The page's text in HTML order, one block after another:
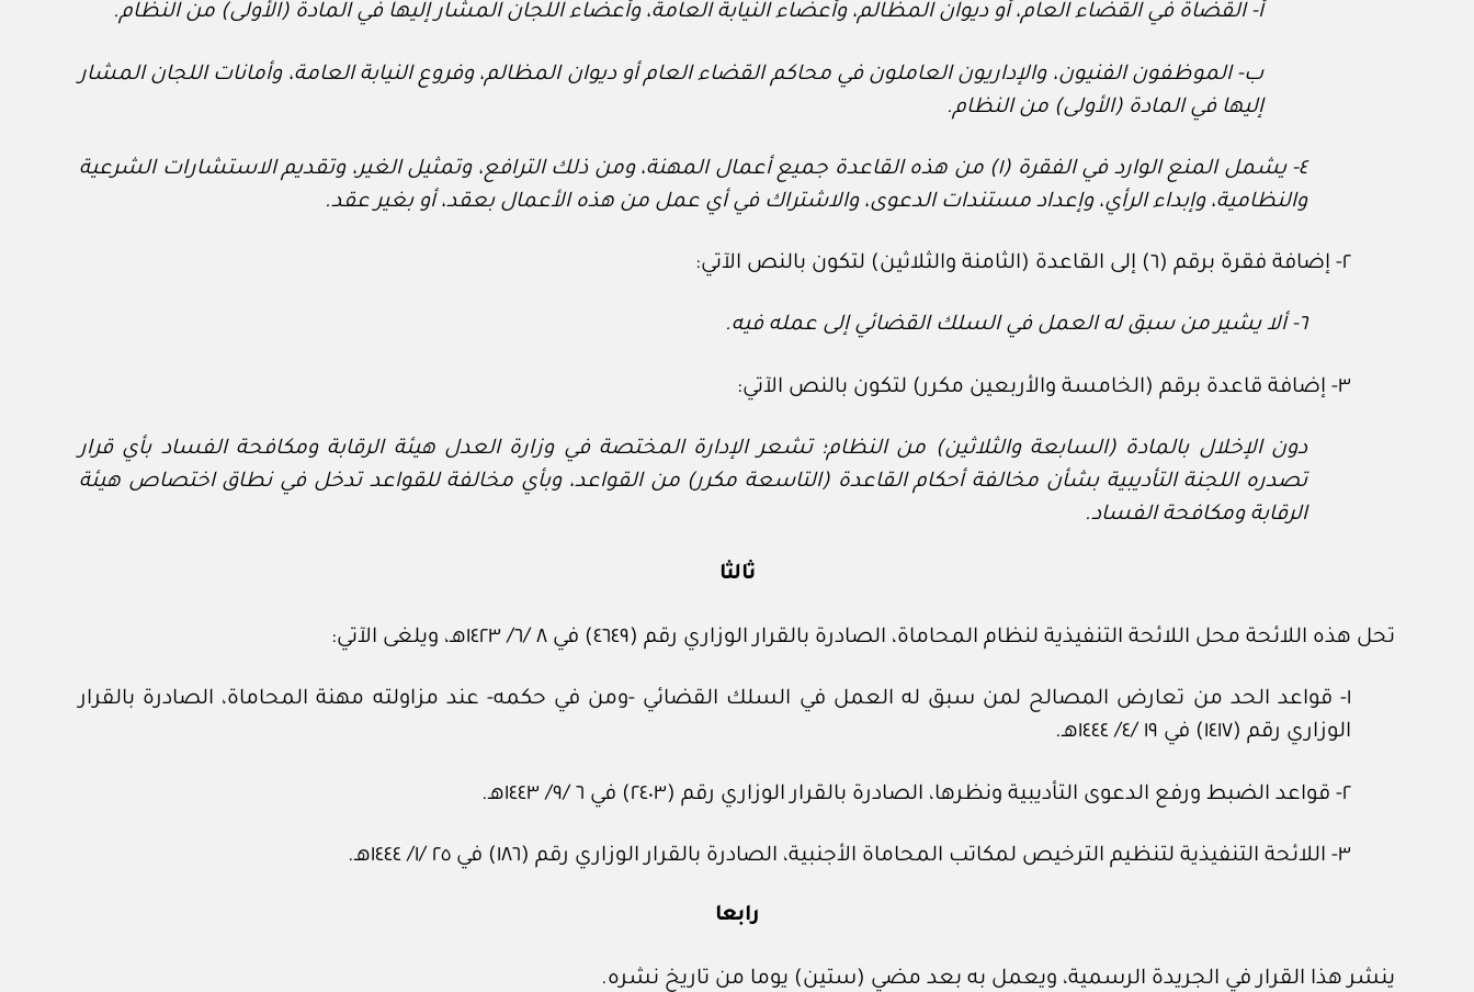
أ‌- القضاة في القضاء العام، أو ديوان المظالم، وأعضاء النيابة العامة، وأعضاء اللجان المشار إليها في المادة (الأولى) من النظام.
ب‌- الموظفون الفنيون، والإداريون العاملون في محاكم القضاء العام أو ديوان المظالم، وفروع النيابة العامة، وأمانات اللجان المشار
إليها في المادة (الأولى) من النظام.
٤- يشمل المنع الوارد في الفقرة (١) من هذه القاعدة جميع أعمال المهنة، ومن ذلك الترافع، وتمثيل الغير، وتقديم الاستشارات الشرعية
والنظامية، وإبداء الرأي، وإعداد مستندات الدعوى، والاشتراك في أي عمل من هذه الأعمال بعقد، أو بغير عقد.
٢- إضافة فقرة برقم (٦) إلى القاعدة (الثامنة والثلاثين) لتكون بالنص الآتي:
٦- ألا يشير من سبق له العمل في السلك القضائي إلى عمله فيه.
٣- إضافة قاعدة برقم (الخامسة والأربعين مكرر) لتكون بالنص الآتي:
دون الإخلال بالمادة (السابعة والثلاثين) من النظام؛ تشعر الإدارة المختصة في وزارة العدل هيئة الرقابة ومكافحة الفساد بأي قرار
تصدره اللجنة التأديبية بشأن مخالفة أحكام القاعدة (التاسعة مكرر) من القواعد، وبأي مخالفة للقواعد تدخل في نطاق اختصاص هيئة
الرقابة ومكافحة الفساد.
ثالثا
تحل هذه اللائحة محل اللائحة التنفيذية لنظام المحاماة، الصادرة بالقرار الوزاري رقم (٤٦٤٩) في ٨ /٦/ ١٤٢٣هـ، ويلغى الآتي:
١- قواعد الحد من تعارض المصالح لمن سبق له العمل في السلك القضائي -ومن في حكمه- عند مزاولته مهنة المحاماة، الصادرة بالقرار
الوزاري رقم (١٤١٧) في ١٩ /٤/ ١٤٤٤هـ.
٢- قواعد الضبط ورفع الدعوى التأديبية ونظرها، الصادرة بالقرار الوزاري رقم (٢٤٠٣) في ٦ /٩/ ١٤٤٣هـ.
٣- اللائحة التنفيذية لتنظيم الترخيص لمكاتب المحاماة الأجنبية، الصادرة بالقرار الوزاري رقم (١٨٦) في ٢٥ /١/ ١٤٤٤هـ.
رابعا
ينشر هذا القرار في الجريدة الرسمية، ويعمل به بعد مضي (ستين) يوما من تاريخ نشره.